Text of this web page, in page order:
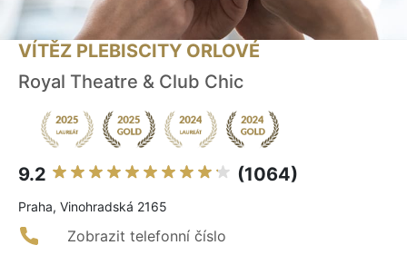
VÍTĚZ PLEBISCITY ORLOVÉ
Royal Theatre & Club Chic
9.2 (1064)
Praha, Vinohradská 2165
Zobrazit telefonní číslo